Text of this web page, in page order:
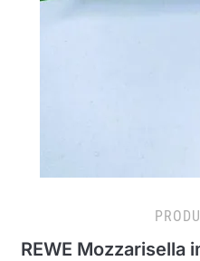
REWE Mozzarisella